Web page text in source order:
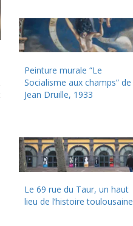
Peinture murale “Le
Socialisme aux champs” de
Jean Druille, 1933
Le 69 rue du Taur, un haut
lieu de l’histoire toulousaine